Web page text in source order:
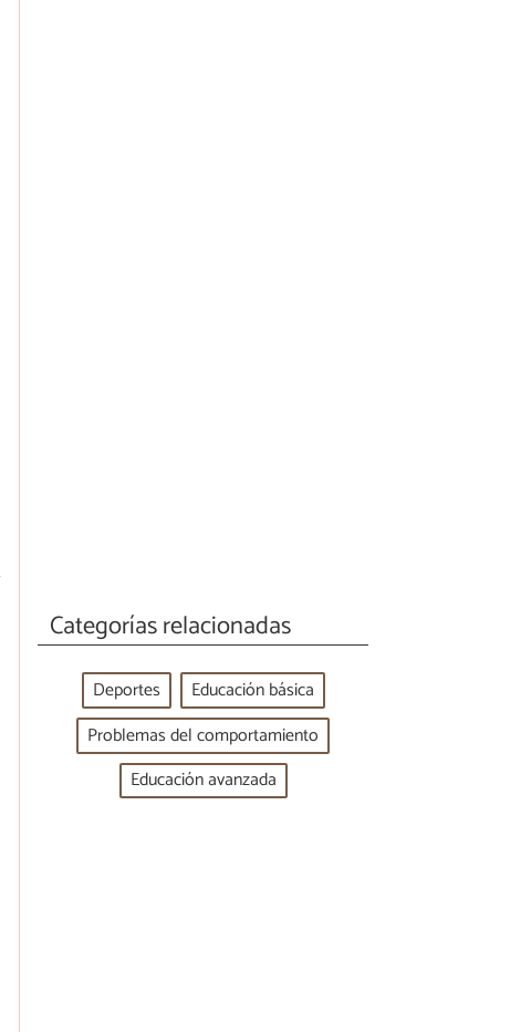
Categorías relacionadas
Deportes
Educación básica
Problemas del comportamiento
Educación avanzada